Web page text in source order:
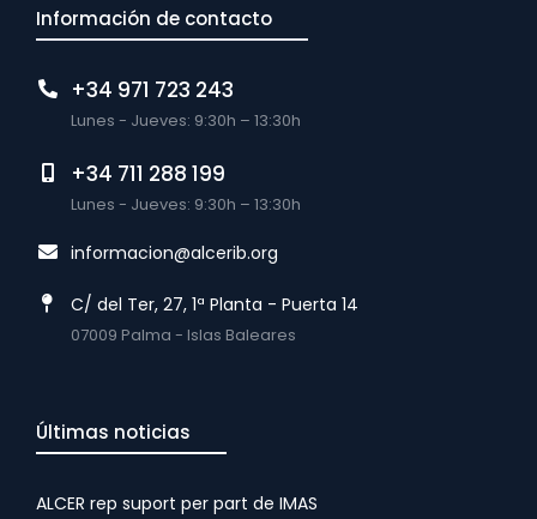
Información de contacto
+34 971 723 243
Lunes - Jueves: 9:30h – 13:30h
+34 711 288 199
Lunes - Jueves: 9:30h – 13:30h
informacion@alcerib.org
C/ del Ter, 27, 1ª Planta - Puerta 14
07009 Palma - Islas Baleares
Últimas noticias
ALCER rep suport per part de IMAS